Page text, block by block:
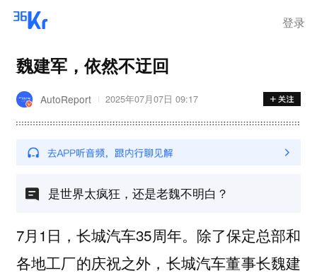
登录
魏建军，依然不迂回
AutoReport 2025年07月07日 09:17
是世界太疯狂，还是老魏不明白？
7月1日，长城汽车35周年。除了保定总部和
各地工厂的庆祝之外，长城汽车董事长魏建